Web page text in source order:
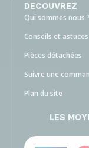
DECOUVREZ
Qui sommes nous ?
Conseils et astuces
Pièces détachées
Suivre une
Plan du site
LES